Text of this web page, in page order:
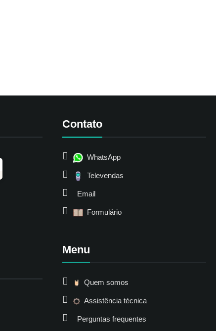
Contato
WhatsApp
Televendas
Email
Formulário
Menu
Quem somos
Assistência técnica
Perguntas frequentes